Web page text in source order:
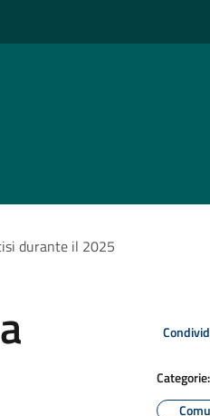
durante il 2025
Categorie: